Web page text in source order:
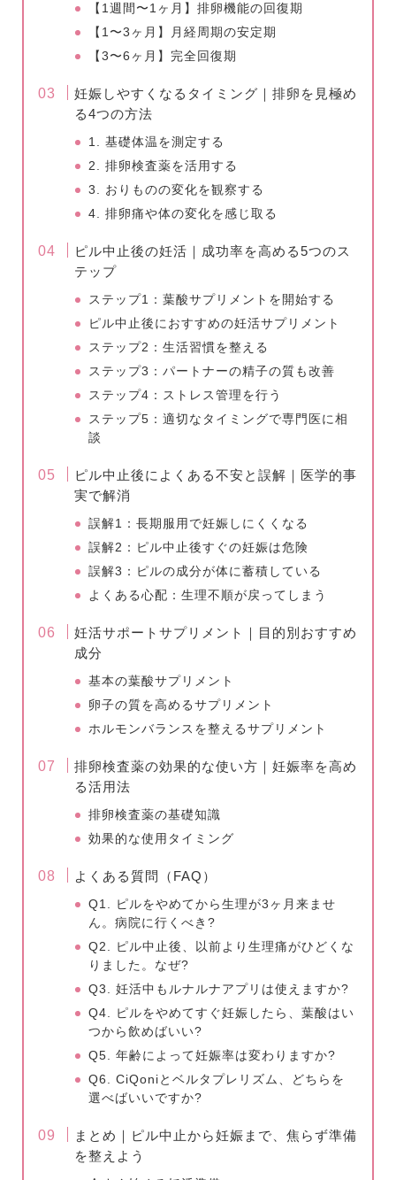
【1週間〜1ヶ月】排卵機能の回復期
【1〜3ヶ月】月経周期の安定期
【3〜6ヶ月】完全回復期
妊娠しやすくなるタイミング｜排卵を見極め
る4つの方法
1. 基礎体温を測定する
2. 排卵検査薬を活用する
3. おりものの変化を観察する
4. 排卵痛や体の変化を感じ取る
ピル中止後の妊活｜成功率を高める5つのス
テップ
ステップ1：葉酸サプリメントを開始する
ピル中止後におすすめの妊活サプリメント
ステップ2：生活習慣を整える
ステップ3：パートナーの精子の質も改善
ステップ4：ストレス管理を行う
ステップ5：適切なタイミングで専門医に相
談
ピル中止後によくある不安と誤解｜医学的事
実で解消
誤解1：長期服用で妊娠しにくくなる
誤解2：ピル中止後すぐの妊娠は危険
誤解3：ピルの成分が体に蓄積している
よくある心配：生理不順が戻ってしまう
妊活サポートサプリメント｜目的別おすすめ
成分
基本の葉酸サプリメント
卵子の質を高めるサプリメント
ホルモンバランスを整えるサプリメント
排卵検査薬の効果的な使い方｜妊娠率を高め
る活用法
排卵検査薬の基礎知識
効果的な使用タイミング
よくある質問（FAQ）
Q1. ピルをやめてから生理が3ヶ月来ませ
ん。病院に行くべき?
Q2. ピル中止後、以前より生理痛がひどくな
りました。なぜ?
Q3. 妊活中もルナルナアプリは使えますか?
Q4. ピルをやめてすぐ妊娠したら、葉酸はい
つから飲めばいい?
Q5. 年齢によって妊娠率は変わりますか?
Q6. CiQoniとベルタプレリズム、どちらを
選べばいいですか?
まとめ｜ピル中止から妊娠まで、焦らず準備
を整えよう